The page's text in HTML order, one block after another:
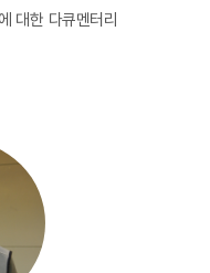
대한 다큐멘터리